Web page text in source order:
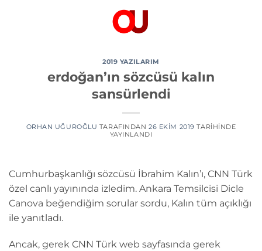
2019 YAZILARIM
​​​​​​​erdoğan’ın sözcüsü kalın
sansürlendi
ORHAN UĞUROĞLU TARAFINDAN 26 EKIM 2019 TARIHINDE
YAYINLANDI
Cumhurbaşkanlığı sözcüsü İbrahim Kalın’ı, CNN Türk
özel canlı yayınında izledim. Ankara Temsilcisi Dicle
Canova beğendiğim sorular sordu, Kalın tüm açıklığı
ile yanıtladı.
Ancak, gerek CNN Türk web sayfasında gerek